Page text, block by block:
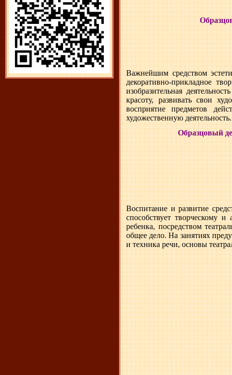
Важнейшим средством
декоративно-прикладное
изобразительная
красоту, развивать свои
восприятие предметов
художественную деятельность.
Образцовый
Воспитание и развитие
способствует творческому
ребенка, посредством
общее дело. На занятиях
и техника речи, основы